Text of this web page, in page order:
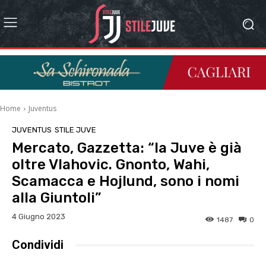
Home Juventus
JUVENTUS STILE JUVE
Mercato, Gazzetta: “la Juve è già
oltre Vlahovic. Gnonto, Wahi,
Scamacca e Hojlund, sono i nomi
alla Giuntoli”
4 Giugno 2023 0
1487
Condividi